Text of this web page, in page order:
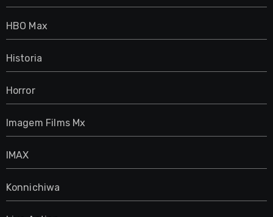
HBO Max
Historia
Horror
Imagem Films Mx
IMAX
Konnichiwa